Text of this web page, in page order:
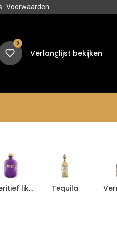
Voorwaarden
0
Verlanglijst bekijken
Aperitief likeur Tequila